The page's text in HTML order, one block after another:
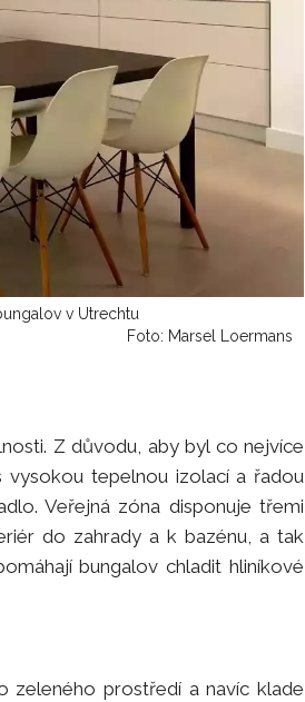
v Utrechtu
Foto: Marsel Loermans
Z důvodu, aby byl co nejvíce
tepelnou izolací a řadou
Veřejná zóna disponuje třemi
do zahrady a k bazénu, a tak
bungalov chladit hliníkové
zeleného prostředí a navíc klade